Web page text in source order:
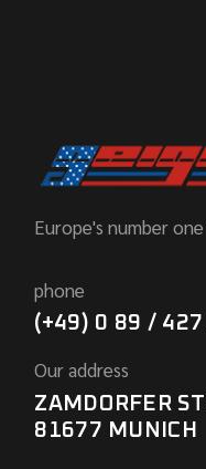
Europe's number
phone
(+49) 0 89 /
Our address
ZAMDORFER
81677 MUNICH